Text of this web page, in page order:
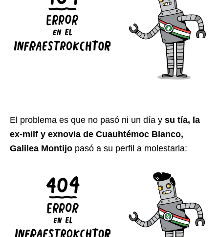
El problema es que no pasó ni un día y su tía, la
ex-milf y exnovia de Cuauhtémoc Blanco,
Galilea Montijo pasó a su perfil a molestarla: